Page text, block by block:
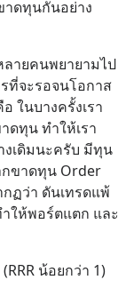
าดทุนกันอย่าง
ลายคนพยายามไป
ที่จะรอจนโอกาส
ในบางครั้งเรา
ดทุน ทำให้เรา
งเดิมนะครับ มีทุน
กขาดทุน Order
กฏว่า ดันเทรดแพ้
ให้พอร์ตแตก และ
น้อยกว่า 1)